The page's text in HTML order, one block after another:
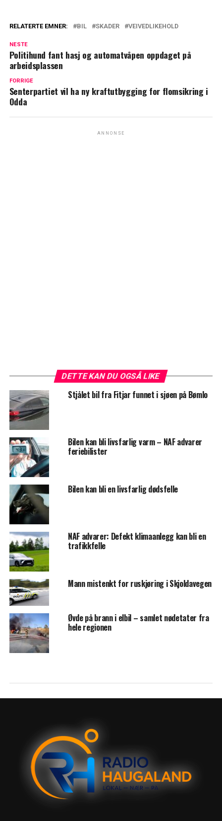
RELATERTE EMNER: BIL SKADER VEIVEDLIKEHOLD
NESTE
Politihund fant hasj og automatvåpen oppdaget på
arbeidsplassen
FORRIGE
Senterpartiet vil ha ny kraftutbygging for flomsikring i
Odda
ANNONSE
DETTE KAN DU OGSÅ LIKE
Stjålet bil fra Fitjar funnet i sjøen på Bømlo
Bilen kan bli livsfarlig varm – NAF advarer
feriebilister
Bilen kan bli en livsfarlig dødsfelle
NAF advarer: Defekt klimaanlegg kan bli en
trafikkfelle
Mann mistenkt for ruskjøring i Skjoldavegen
Øvde på brann i elbil – samlet nødetater fra
hele regionen